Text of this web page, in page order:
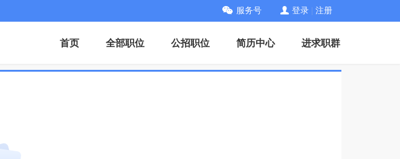
服务号 登录 注册
首页 全部职位 公招职位 简历中心 进求职群